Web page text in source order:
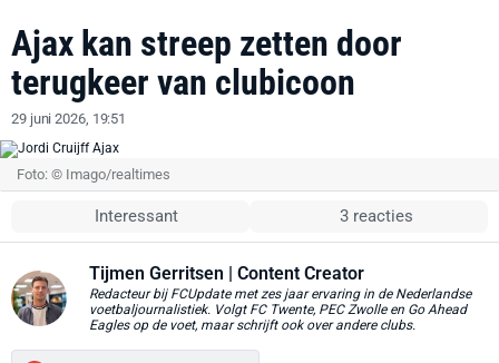
Ajax kan streep zetten door
terugkeer van clubicoon
29 juni 2026, 19:51
Foto: © Imago/realtimes
Interessant 3 reacties
Tijmen Gerritsen | Content Creator
Redacteur bij FCUpdate met zes jaar ervaring in de Nederlandse
voetbaljournalistiek. Volgt FC Twente, PEC Zwolle en Go Ahead
Eagles op de voet, maar schrijft ook over andere clubs.